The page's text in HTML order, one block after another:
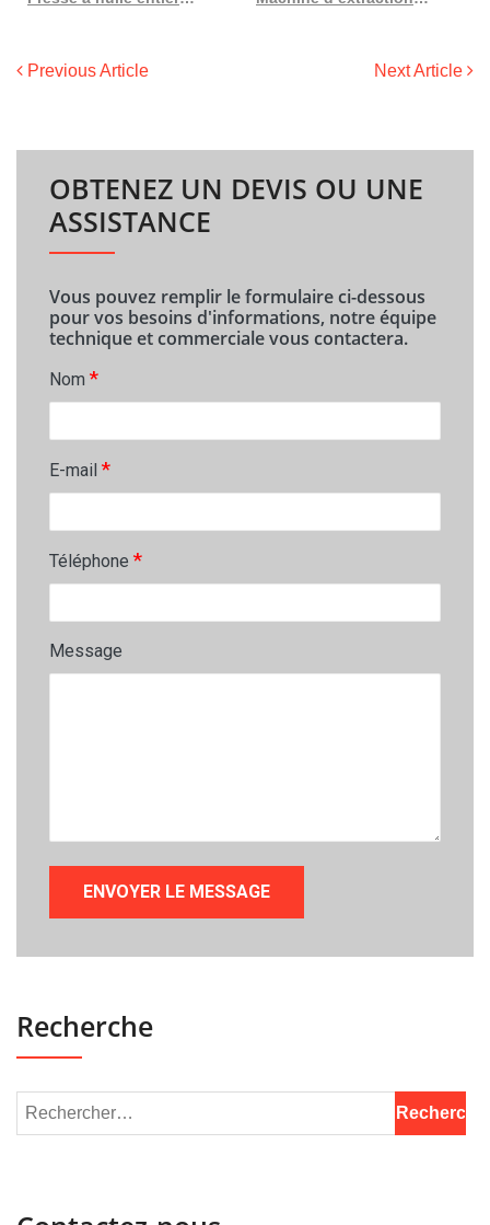
Previous Article Next Article
OBTENEZ UN DEVIS OU UNE
ASSISTANCE
Vous pouvez remplir le formulaire ci-dessous
pour vos besoins d'informations, notre équipe
technique et commerciale vous contactera.
Nom *
E-mail *
Téléphone *
Message
Recherche